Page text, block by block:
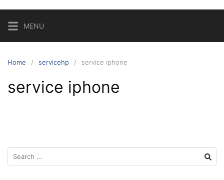
MENU
Home servicehp service iphone
service iphone